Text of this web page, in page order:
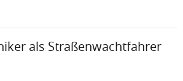
als Straßenwachtfahrer